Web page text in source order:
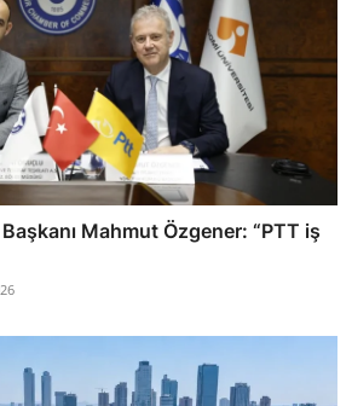
Mahmut Özgener: “PTT iş